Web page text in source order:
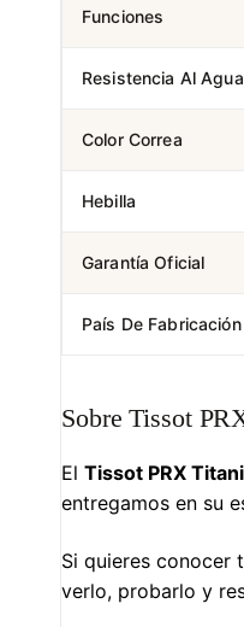
Funciones
Resistencia Al Agua
Color Correa
Hebilla
Garantía Oficial
País De Fabricación
Sobre Tissot
El Tissot PRX
entregamos en su
Si quieres conocer
verlo, probarlo y